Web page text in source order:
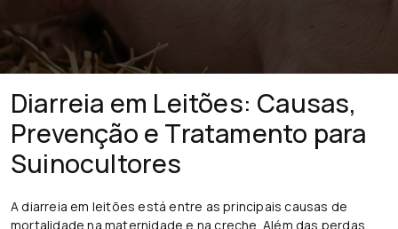
Diarreia em Leitões: Causas,
Prevenção e Tratamento para
Suinocultores
A diarreia em leitões está entre as principais causas de
mortalidade na maternidade e na creche. Além das perdas